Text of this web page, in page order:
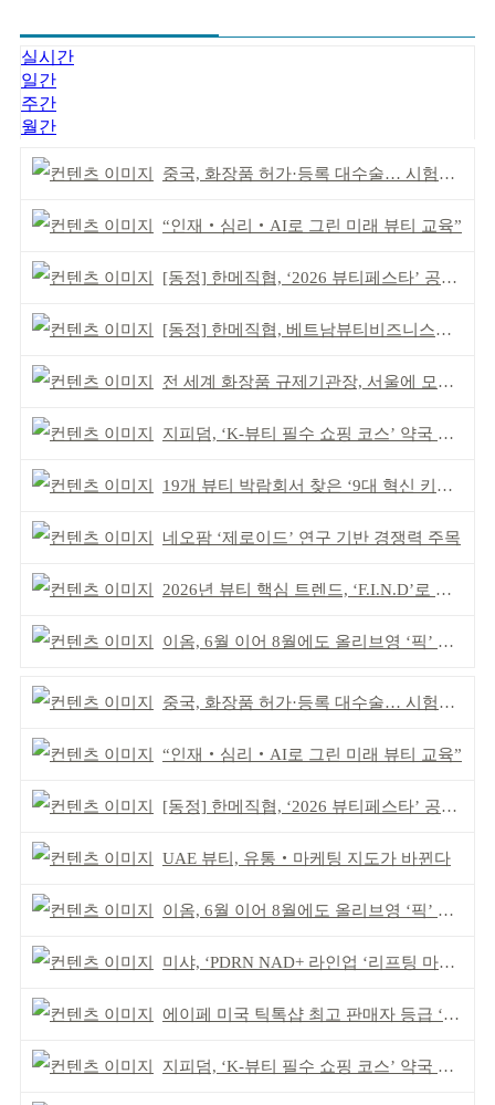
실시간
일간
주간
월간
중국, 화장품 허가·등록 대수술… 시험자료 공용 허용
“인재‧심리‧AI로 그린 미래 뷰티 교육”
[동정] 한메직협, ‘2026 뷰티페스타’ 공동 주최
[동정] 한메직협, 베트남뷰티비즈니스협회와 MOU
전 세계 화장품 규제기관장, 서울에 모인다
지피덤, ‘K-뷰티 필수 쇼핑 코스’ 약국 공략
19개 뷰티 박람회서 찾은 ‘9대 혁신 키워드’
네오팜 ‘제로이드’ 연구 기반 경쟁력 주목
2026년 뷰티 핵심 트렌드, ‘F.I.N.D’로 읽는다
이옴, 6월 이어 8월에도 올리브영 ‘픽’ 선정
중국, 화장품 허가·등록 대수술… 시험자료 공용 허용
“인재‧심리‧AI로 그린 미래 뷰티 교육”
[동정] 한메직협, ‘2026 뷰티페스타’ 공동 주최
UAE 뷰티, 유통‧마케팅 지도가 바뀐다
이옴, 6월 이어 8월에도 올리브영 ‘픽’ 선정
미샤, ‘PDRN NAD+ 라인업 ‘리프팅 마스크’ 출시
에이페 미국 틱톡샵 최고 판매자 등급 ‘Tier 5’ 달성
지피덤, ‘K-뷰티 필수 쇼핑 코스’ 약국 공략